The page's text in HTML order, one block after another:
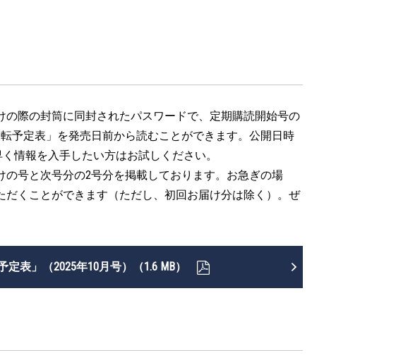
際の封筒に同封されたパスワードで、定期購読開始号の
予定表」を発売日前から読むことができます。公開日時
情報を入手したい方はお試しください。
号と次号分の2号分を掲載しております。お急ぎの場
くことができます（ただし、初回お届け分は除く）。ぜ
表」（2025年10月号）（1.6 MB）